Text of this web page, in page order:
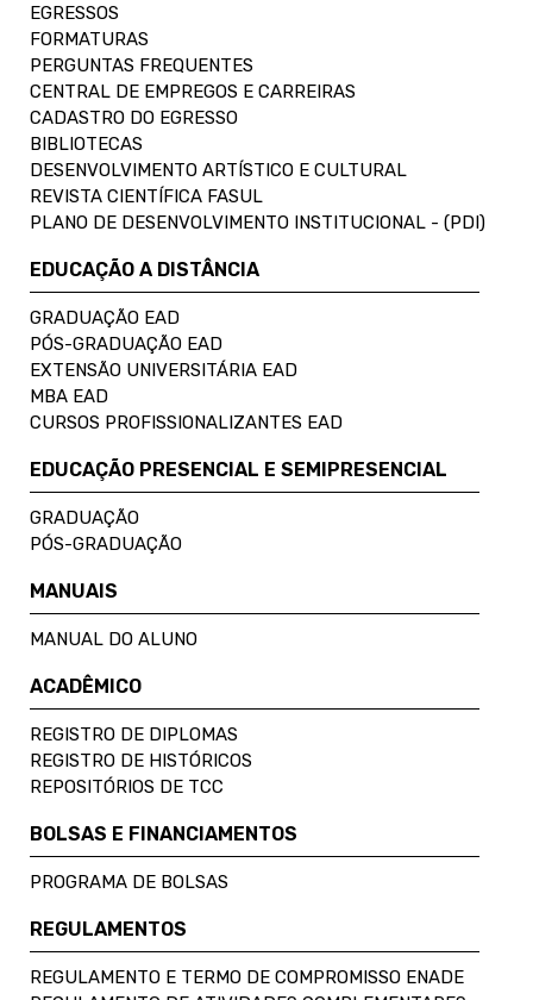
EGRESSOS
FORMATURAS
PERGUNTAS FREQUENTES
CENTRAL DE EMPREGOS E CARREIRAS
CADASTRO DO EGRESSO
BIBLIOTECAS
DESENVOLVIMENTO ARTÍSTICO E CULTURAL
REVISTA CIENTÍFICA FASUL
PLANO DE DESENVOLVIMENTO INSTITUCIONAL - (PDI)
EDUCAÇÃO A DISTÂNCIA
GRADUAÇÃO EAD
PÓS-GRADUAÇÃO EAD
EXTENSÃO UNIVERSITÁRIA EAD
MBA EAD
CURSOS PROFISSIONALIZANTES EAD
EDUCAÇÃO PRESENCIAL E SEMIPRESENCIAL
GRADUAÇÃO
PÓS-GRADUAÇÃO
MANUAIS
MANUAL DO ALUNO
ACADÊMICO
REGISTRO DE DIPLOMAS
REGISTRO DE HISTÓRICOS
REPOSITÓRIOS DE TCC
BOLSAS E FINANCIAMENTOS
PROGRAMA DE BOLSAS
REGULAMENTOS
REGULAMENTO E TERMO DE COMPROMISSO ENADE